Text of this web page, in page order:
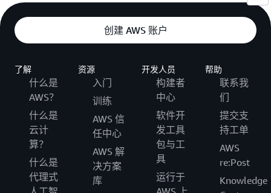
创建 AWS 账户
了解
什么是
AWS？
什么是
云计
算？
什么是
代理式
资源
入门
训练
AWS 信
任中心
AWS 解
决方案
库
开发人员
构建者
中心
软件开
发工具
包与工
具
运行于
帮助
联系我
们
提交支
持工单
AWS
re:Post
Knowledge